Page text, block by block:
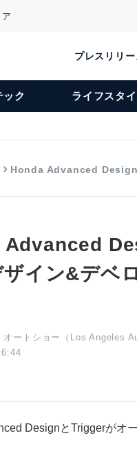
プレスリリ
ック ライフスタ
Honda Advanced
Advanced
イン&デベ
オートショー（Los Angeles
DesignとTriggerがオ